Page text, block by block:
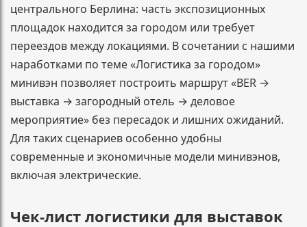
центрального Берлина: часть экспозиционных
площадок находится за городом или требует
переездов между локациями. В сочетании с нашими
наработками по теме «Логистика за городом»
минивэн позволяет построить маршрут «BER →
выставка → загородный отель → деловое
мероприятие» без пересадок и лишних ожиданий.
Для таких сценариев особенно удобны
современные и экономичные модели минивэнов,
включая электрические.
Чек-лист логистики для выставок